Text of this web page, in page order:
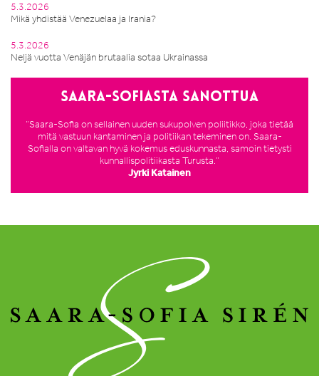
5.3.2026
Mikä yhdistää Venezuelaa ja Irania?
5.3.2026
Neljä vuotta Venäjän brutaalia sotaa Ukrainassa
Saara-Sofiasta sanottua
”Saara-Sofia on sellainen uuden sukupolven poliitikko, joka tietää
mitä vastuun kantaminen ja politiikan tekeminen on. Saara-
Sofialla on valtavan hyvä kokemus eduskunnasta, samoin tietysti
kunnallispolitiikasta Turusta.”
Jyrki Katainen